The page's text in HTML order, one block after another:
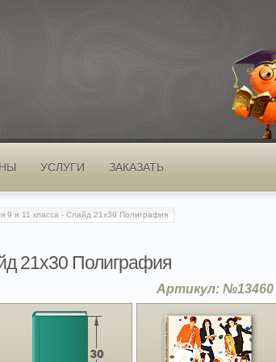
УСЛУГИ ЗАКАЗАТЬ
9 и 11 класса - Слайд 21x30 Полиграфия
21x30 Полиграфия
Артикул: №13460